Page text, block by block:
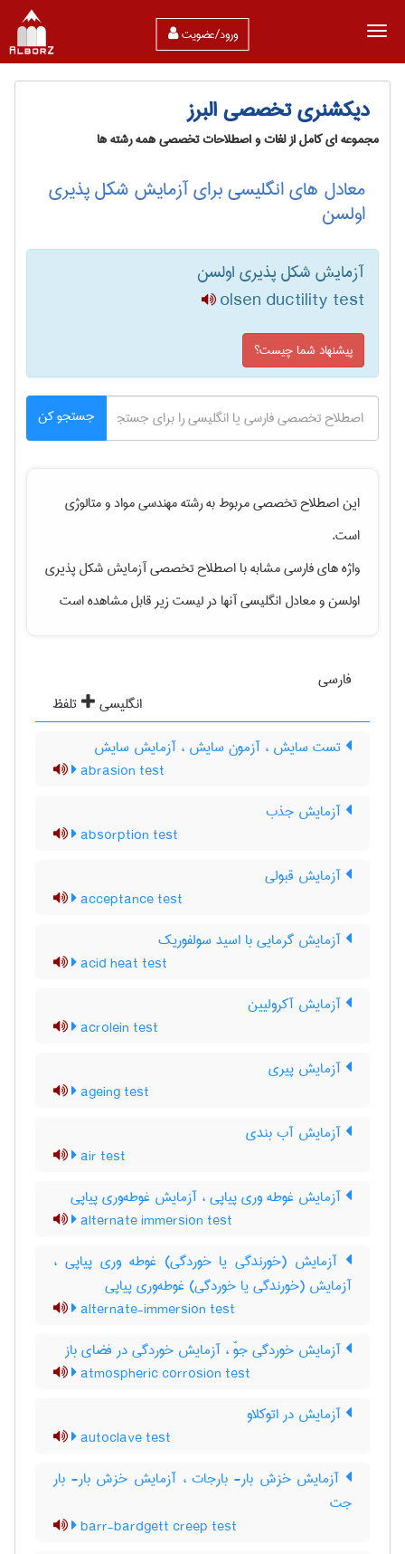
ورود/عضویت
دیکشنری تخصصی البرز
مجموعه ای کامل از لغات و اصطلاحات تخصصی همه رشته ها
معادل های انگلیسی برای آزمایش شکل پذیری
اولسن
آزمایش شکل پذیری اولسن
olsen ductility test
پیشنهاد شما چیست؟
جستجو کن
این اصطلاح تخصصی مربوط به رشتهمهندسی مواد و متالوژی
است.
واژه های فارسی مشابه با اصطلاح تخصصیآزمایش شکل پذیری
اولسنو معادل انگلیسی آنها در لیست زیر قابل مشاهده است
فارسی
انگلیسی
تلفظ
تست سایش ، آزمون سایش ، آزمایش سایش
abrasion test
آزمایش جذب
absorption test
آزمایش قبولی
acceptance test
آزمایش گرمایی با اسید سولفوریک
acid heat test
آزمایش آکرولیین
acrolein test
آزمایش پیری
ageing test
آزمایش آب بندی
air test
آزمایش غوطه وری پیاپی ، آزمایش غوطه‌وری پیاپی
alternate immersion test
آزمایش (خورندگی یا خوردگی) غوطه وری پیاپی ،
آزمایش (خورندگی یا خوردگی) غوطه‌وری پیاپی
alternate-immersion test
آزمایش خوردگی جوّ ، آزمایش خوردگی در فضای باز
atmospheric corrosion test
آزمایش در اتوکلاو
autoclave test
آزمایش خزش بار- بارجات ، آزمایش خزش بار- بار
جت
barr-bardgett creep test